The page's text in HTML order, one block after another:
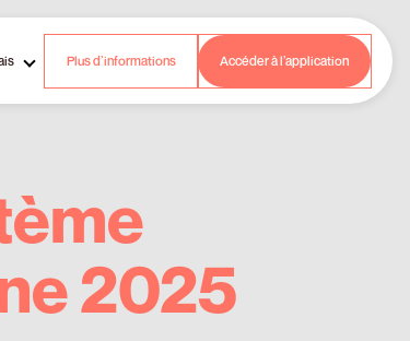
Plus d’informations Accéder à l’application
2025